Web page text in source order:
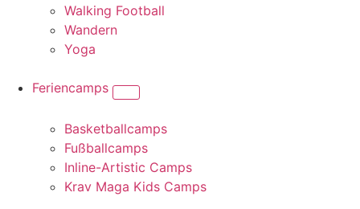
Walking Football
Wandern
Yoga
Feriencamps
Basketballcamps
Fußballcamps
Inline-Artistic Camps
Krav Maga Kids Camps